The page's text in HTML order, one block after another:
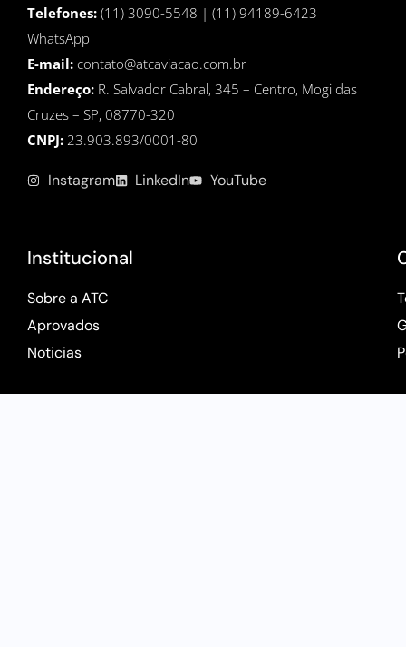
Telefones: (11) 3090-5548 | (11) 94189-6423
WhatsApp
E-mail: contato@atcaviacao.com.br
Endereço: R. Salvador Cabral, 345 – Centro, Mogi das
Cruzes – SP, 08770-320
CNPJ: 23.903.893/0001-80
Instagram LinkedIn YouTube
Institucional
Sobre a ATC
Aprovados
Noticias